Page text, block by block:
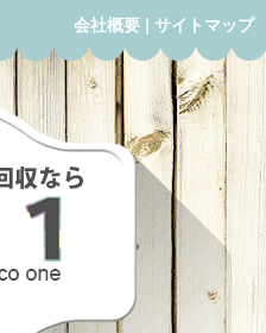
会社概要 | サイトマップ